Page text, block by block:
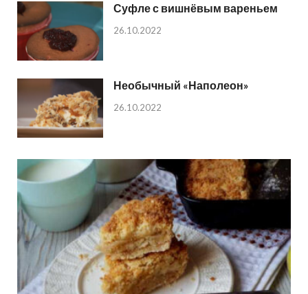
Суфле с вишнёвым вареньем
26.10.2022
Необычный «Наполеон»
26.10.2022